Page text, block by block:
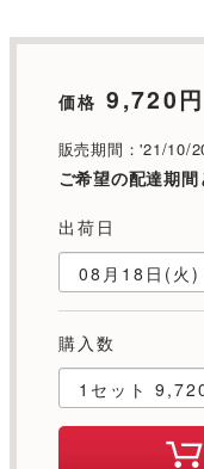
価格 9,720円
販売期間：'21/10/
ご希望の配達期
出荷日
購入数